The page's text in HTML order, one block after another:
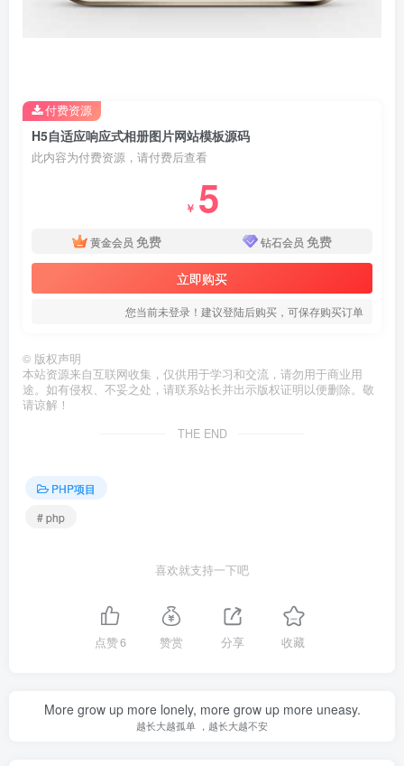
H5自适应响应式相册图片网站模板源码
此内容为付费资源，请付费后查看
￥ 5
黄金会员 免费 钻石会员 免费
立即购买
您当前未登录！建议登陆后购买，可保存购买订单
付费资源
© 版权声明
本站资源来自互联网收集，仅供用于学习和交流，请勿用于商业用
途。如有侵权、不妥之处，请联系站长并出示版权证明以便删除。敬
请谅解！
THE END
PHP项目
# php
喜欢就支持一下吧
点赞6 赞赏 分享 收藏
More grow up more lonely, more grow up more uneasy.
越长大越孤单 ，越长大越不安